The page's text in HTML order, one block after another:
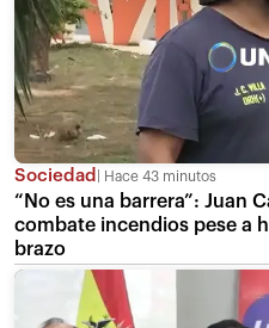
Sociedad Hace 43 minutos
“No es una barrera”: Juan
combate incendios pese a
brazo